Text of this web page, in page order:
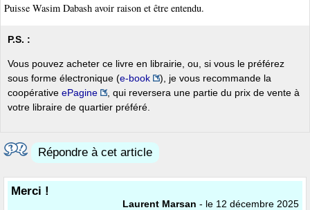
Puisse Wasim Dabash avoir raison et être entendu.
P.S. :
Vous pouvez acheter ce livre en librairie, ou, si vous le préférez
sous forme électronique (e-book
), je vous recommande la
coopérative ePagine
, qui reversera une partie du prix de vente à
votre libraire de quartier préféré.
Répondre à cet article
Merci !
Laurent Marsan - le 12 décembre 2025